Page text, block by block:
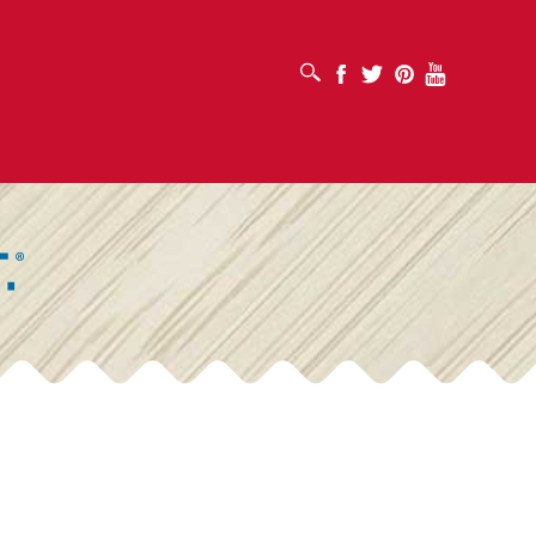
SUCHFELD ÖFFNENFacebook
Twitter PinterestYoutube